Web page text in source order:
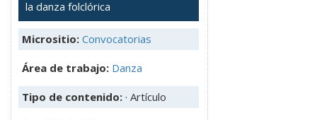
la danza folclórica
Micrositio: Convocatorias
Área de trabajo: Danza
Tipo de contenido: · Artículo